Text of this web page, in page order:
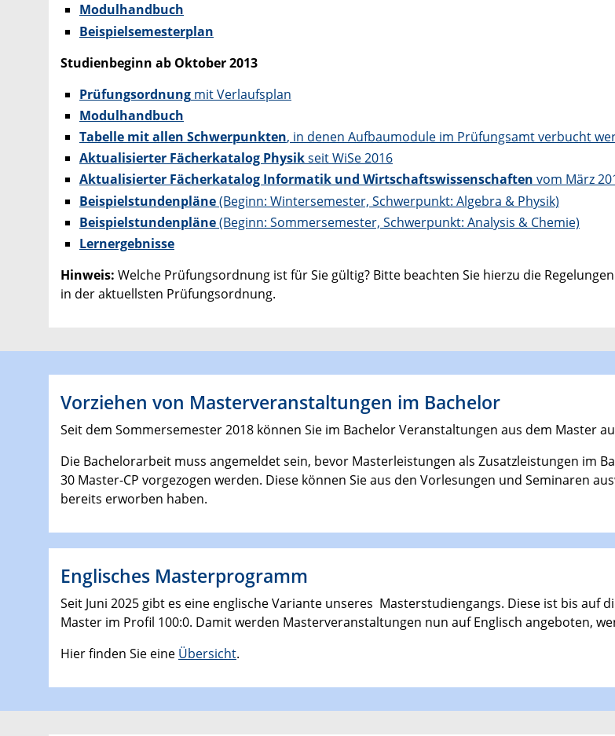
Modulhandbuch
Beispielsemesterplan
Studienbeginn ab Oktober 2013
Prüfungsordnung mit Verlaufsplan
Modulhandbuch
Tabelle mit allen Schwerpunkten, in denen Aufbaumodule im Prüfungsamt verbucht
Aktualisierter Fächerkatalog Physikseit WiSe 2016
Aktualisierter Fächerkatalog Informatik und Wirtschaftswissenschaften vom März
Beispielstundenpläne(Beginn: Wintersemester, Schwerpunkt: Algebra & Physik)
Beispielstundenpläne(Beginn: Sommersemester, Schwerpunkt: Analysis & Chemie)
Lernergebnisse
Hinweis: Welche Prüfungsordnung ist für Sie gültig? Bitte beachten Sie hierzu die
in der aktuellsten Prüfungsordnung.
Vorziehen von Masterveranstaltungen im Bachelor
Seit dem Sommersemester 2018 können Sie im Bachelor Veranstaltungen aus dem Master
Die Bachelorarbeit muss angemeldet sein, bevor Masterleistungen als Zusatzleistungen im
30 Master-CP vorgezogen werden. Diese können Sie aus den Vorlesungen und Seminaren
bereits erworben haben.
Englisches Masterprogramm
Seit Juni 2025 gibt es eine englische Variante unseres Masterstudiengangs. Diese ist bis auf
Master im Profil 100:0. Damit werden Masterveranstaltungen nun auf Englisch angeboten,
Hier finden Sie eine Übersicht.